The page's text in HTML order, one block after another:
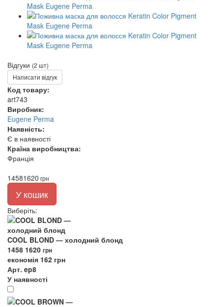
Відгуки (2 шт)
Написати відгук
Код товару:
art743
Виробник:
Eugene Perma
Наявність:
Є в наявності
Країна виробництва:
Франція
14581620 грн
У кошик
Виберіть:
COOL BLOND — холодний блонд
1458 1620 грн
економія 162 грн
Арт. ep8
У наявності